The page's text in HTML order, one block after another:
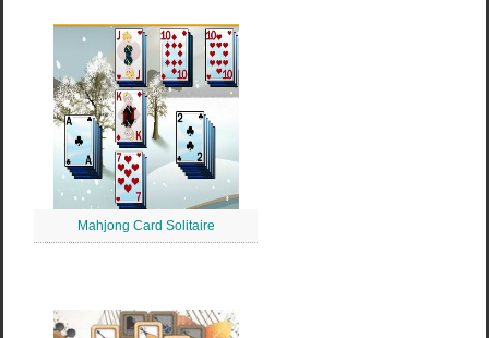
Mahjong Card Solitaire